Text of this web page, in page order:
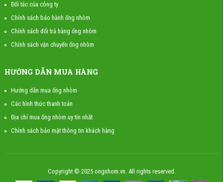
Đối tác của công ty
Chính sách bảo hành ống nhòm
Chính sách đổi trả hàng ống nhòm
Chính sách vận chuyển ống nhòm
HƯỚNG DẪN MUA HÀNG
Hướng dẫn mua ống nhòm
Các hình thức thanh toán
Địa chỉ mua ống nhòm uy tín nhất
Chính sách bảo mật thông tin khách hàng
Copyright © 2025 ongnhom.vn. All rights reserved.